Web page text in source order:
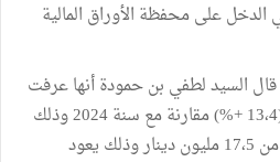
على محفظة الأوراق المالية
قال السيد لطفي بن حمودة أنها عرفت
ارتفاعا وبلغت 35 مليون دينار (13،4 +%) مقارنة مع سنة 2024 وذلك
نظرا لارتفاع كتلة الأجور بأكثر من 17،5 مليون دينار وذلك يعود